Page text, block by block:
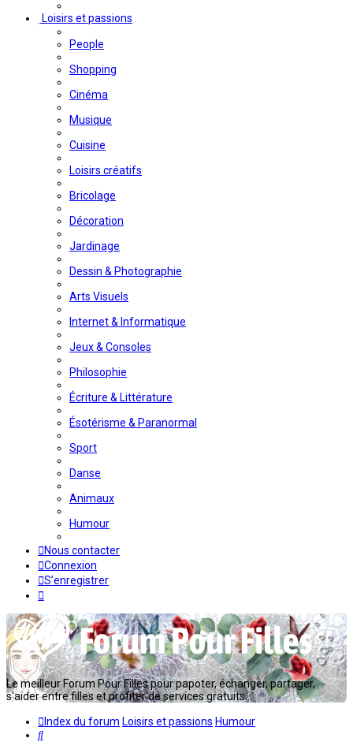
Loisirs et passions
People
Shopping
Cinéma
Musique
Cuisine
Loisirs créatifs
Bricolage
Décoration
Jardinage
Dessin & Photographie
Arts Visuels
Internet & Informatique
Jeux & Consoles
Philosophie
Écriture & Littérature
Ésotérisme & Paranormal
Sport
Danse
Animaux
Humour
Nous contacter
Connexion
S’enregistrer
Le meilleur Forum Pour Filles pour papoter, échanger, partager,
s'aider entre filles et profiter de services gratuits...
Index du forum Loisirs et passions Humour
Rechercher